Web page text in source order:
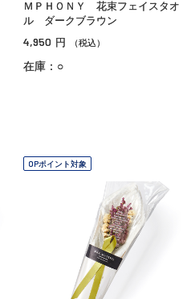
ＭＰＨＯＮＹ 花束フェイスタオ
ル ダークブラウン
4,950 円 （税込）
在庫：○
OPポイント対象